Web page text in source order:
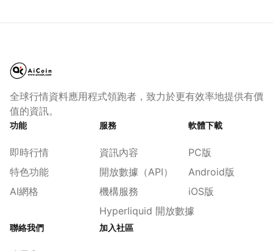
全球行情資料應用程式領跑者，致力於更有效率地提供有價
值的資訊。
功能
即時行情
特色功能
AI網格
服務
資訊內容
開放數據（API）
機構服務
Hyperliquid 開放數據
軟體下載
PC版
Android版
iOS版
聯絡我們 加入社區